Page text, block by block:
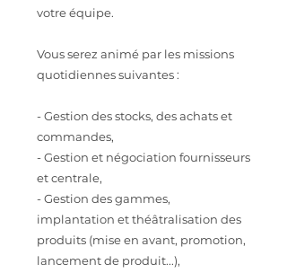
votre équipe.
Vous serez animé par les missions
quotidiennes suivantes :
- Gestion des stocks, des achats et
commandes,
- Gestion et négociation fournisseurs
et centrale,
- Gestion des gammes,
implantation et théâtralisation des
produits (mise en avant, promotion,
lancement de produit...),